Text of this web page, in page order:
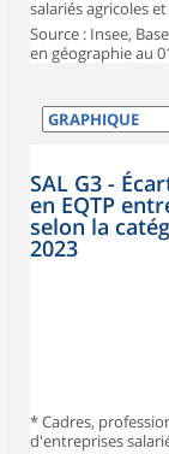
salariés agricoles
Source : Insee,
en géographie au
SAL G3 -
en EQTP
selon la
2023
* Cadres,
d'entreprises